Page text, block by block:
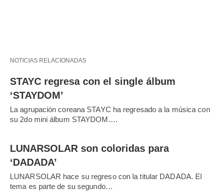
NOTICIAS RELACIONADAS
STAYC regresa con el single álbum
‘STAYDOM’
La agrupación coreana STAYC ha regresado a la música con
su 2do mini álbum STAYDOM.…
LUNARSOLAR son coloridas para
‘DADADA’
LUNARSOLAR hace su regreso con la titular DADADA. El
tema es parte de su segundo…